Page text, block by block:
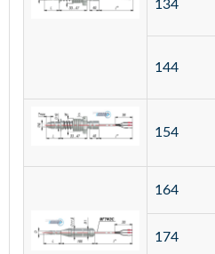
134
144
154
164
174